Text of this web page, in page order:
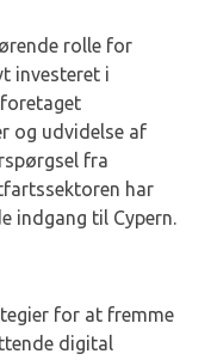
rolle for
investeret i
og udvidelse af
fra
har
indgang til Cypern.
for at fremme
digital